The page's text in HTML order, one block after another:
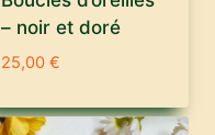
– noir et doré
25,00 €